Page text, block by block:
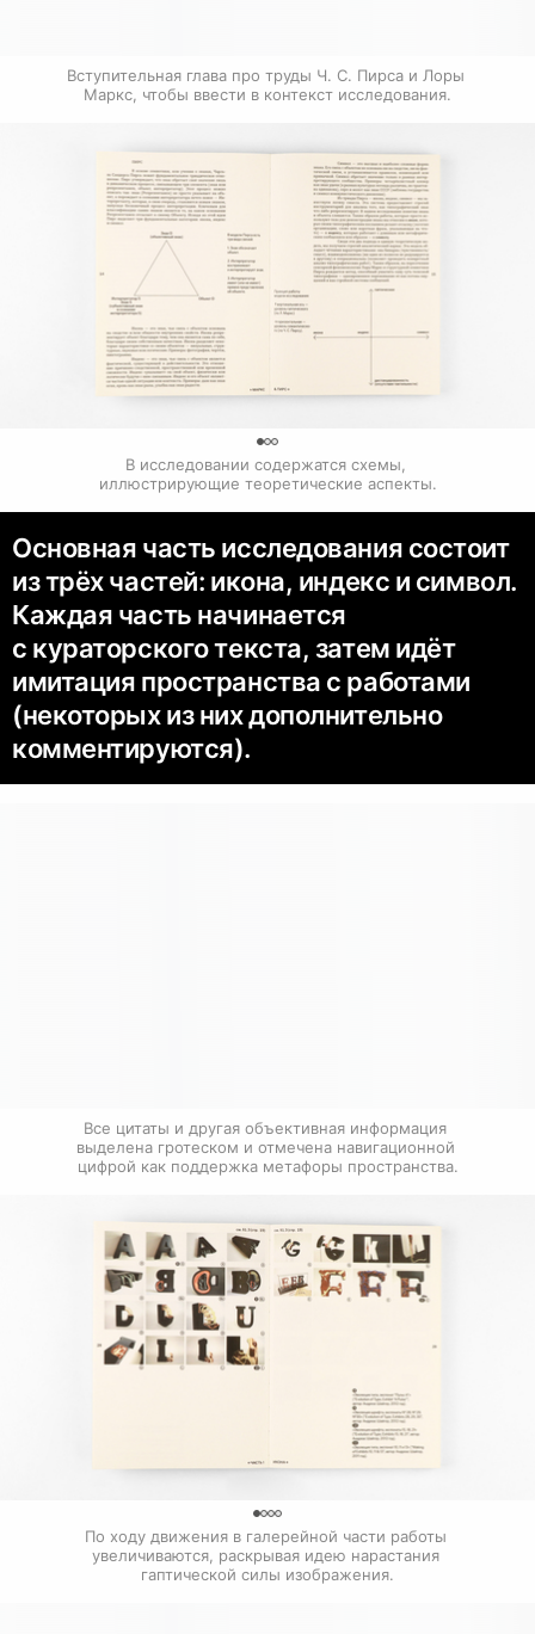
Вступительная глава про труды Ч. С. Пирса и Лоры
Маркс, чтобы ввести в контекст исследования.
В исследовании содержатся схемы,
иллюстрирующие теоретические аспекты.
Основная часть исследования состоит
из трёх частей: икона, индекс и символ.
Каждая часть начинается
с кураторского текста, затем идёт
имитация пространства с работами
(некоторых из них дополнительно
комментируются).
Все цитаты и другая объективная информация
выделена гротеском и отмечена навигационной
цифрой как поддержка метафоры пространства.
По ходу движения в галерейной части работы
увеличиваются, раскрывая идею нарастания
гаптической силы изображения.